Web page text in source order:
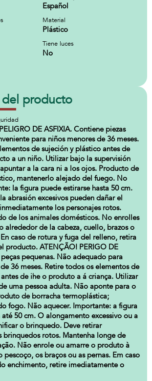
Español
Material
Plástico
Tiene luces
No
producto
DE ASFIXIA. Contiene piezas
para niños menores de 36 meses.
de sujeción y plástico antes de
a un niño. Utilizar bajo la supervisión
a la cara ni a los ojos. Producto de
mantenerlo alejado del fuego. No
la figura puede estirarse hasta 50 cm.
abrasión excesivos pueden dañar el
los personajes rotos.
de los animales domésticos. No enrolles
alrededor de la cabeza, cuello, brazos o
caso de rotura y fuga del relleno, retira
producto. ATENÇÃO! PERIGO DE
pequenas. Não adequado para
36 meses. Retire todos os elementos de
de ihe o produto a á criança. Utilizar
uma pessoa adulta. Não aponte para o
de borracha termoplástica;
fogo. Não aquecer. Importante: a figura
50 cm. O alongamento excessivo ou a
o brinquedo. Deve retirar
brinquedos rotos. Mantenha longe de
Não enrole ou amarre o produto à
os braços ou as pernas. Em caso
enchimento, retire imediatamente o